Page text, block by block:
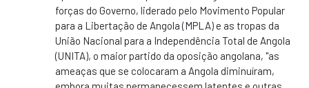
forças do Governo, liderado pelo Movimento Popular
para a Libertação de Angola (MPLA) e as tropas da
União Nacional para a Independência Total de Angola
(UNITA), o maior partido da oposição angolana, "as
ameaças que se colocaram a Angola diminuíram,